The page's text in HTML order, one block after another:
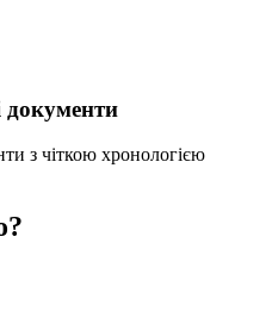
документи
з чіткою хронологією